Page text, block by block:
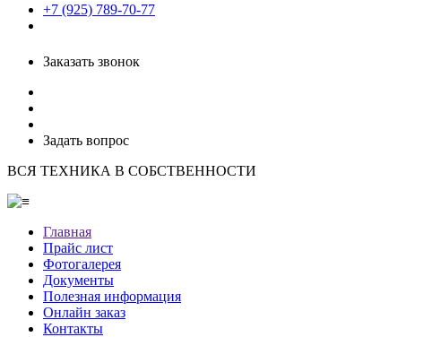
+7 (925) 789-70-77
Заказать звонок
Задать вопрос
ВСЯ ТЕХНИКА В СОБСТВЕННОСТИ
Главная
Прайс лист
Фотогалерея
Документы
Полезная информация
Онлайн заказ
Контакты